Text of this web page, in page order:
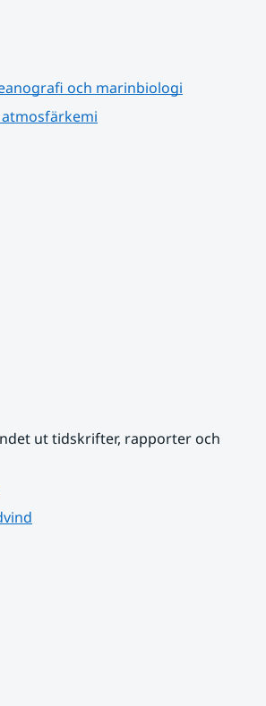
och marinbiologi
ut tidskrifter, rapporter och